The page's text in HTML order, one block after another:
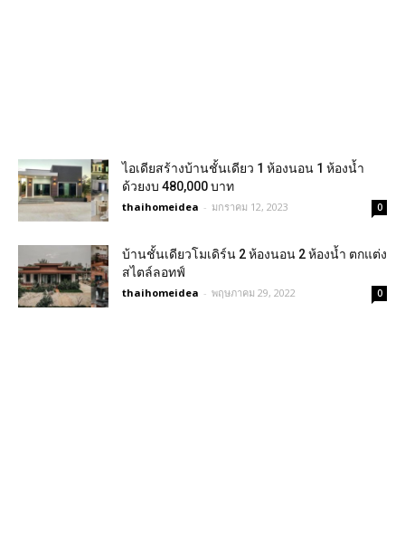
ไอเดียสร้างบ้านชั้นเดียว 1 ห้องนอน 1 ห้องน้ำ
ด้วยงบ 480,000 บาท
thaihomeidea - มกราคม 12, 2023 0
บ้านชั้นเดียวโมเดิร์น 2 ห้องนอน 2 ห้องน้ำ ตกแต่ง
สไตล์ลอทฟ์
thaihomeidea - พฤษภาคม 29, 2022 0